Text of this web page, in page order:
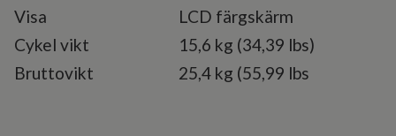
Visa
LCD färgskärm
Cykel vikt
15,6 kg (34,39 lbs)
Bruttovikt
25,4 kg (55,99 lbs